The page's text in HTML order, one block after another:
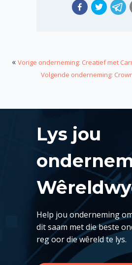
« Vorige onderneming: Creatief met
Volgende onderneming:
Lys jou
Help jou onderneming
dit saam met die beste
reg oor die wêreld te lys.